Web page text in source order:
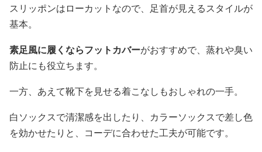
スリッポンはローカットなので、足首が見えるスタイルが
基本。
素足風に履くならフットカバーがおすすめで、蒸れや臭い
防止にも役立ちます。
一方、あえて靴下を見せる着こなしもおしゃれの一手。
白ソックスで清潔感を出したり、カラーソックスで差し色
を効かせたりと、コーデに合わせた工夫が可能です。